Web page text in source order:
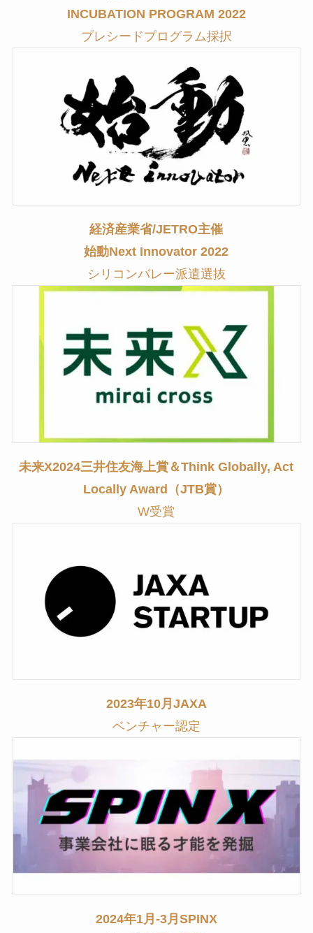
INCUBATION PROGRAM 2022
プレシードプログラム採択
経済産業省/JETRO主催
始動Next Innovator 2022
シリコンバレー派遣選抜
未来X2024三井住友海上賞＆Think Globally, Act
Locally Award（JTB賞）
W受賞
2023年10月 JAXA
ベンチャー認定
2024年1月‐3月 SPINX